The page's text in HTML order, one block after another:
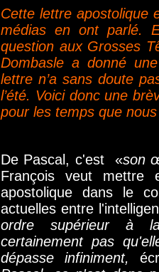
Cette lettre apostolique
médias en ont parlé.
question aux Grosses
Dombasle a donné
lettre n’a sans doute
l’été. Voici donc une
pour les temps que
De Pascal, c'est «son
François veut mettre
apostolique dans le
actuelles entre
ordre supérieur à
certainement pas
dépasse infiniment,